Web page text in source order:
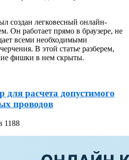
создан легковесный онлайн-
Он работает прямо в браузере, не
всеми необходимыми
В этой статье разберем,
фишки в нем скрыты.
расчета допустимого
проводов
1188